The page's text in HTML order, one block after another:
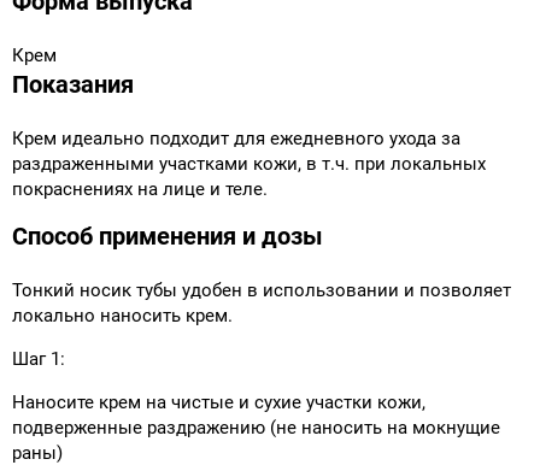
Крем
Показания
Крем идеально подходит для ежедневного ухода за
раздраженными участками кожи, в т.ч. при локальных
покраснениях на лице и теле.
Способ применения и дозы
Тонкий носик тубы удобен в использовании и позволяет
локально наносить крем.
Шаг 1:
Наносите крем на чистые и сухие участки кожи,
подверженные раздражению (не наносить на мокнущие
раны)